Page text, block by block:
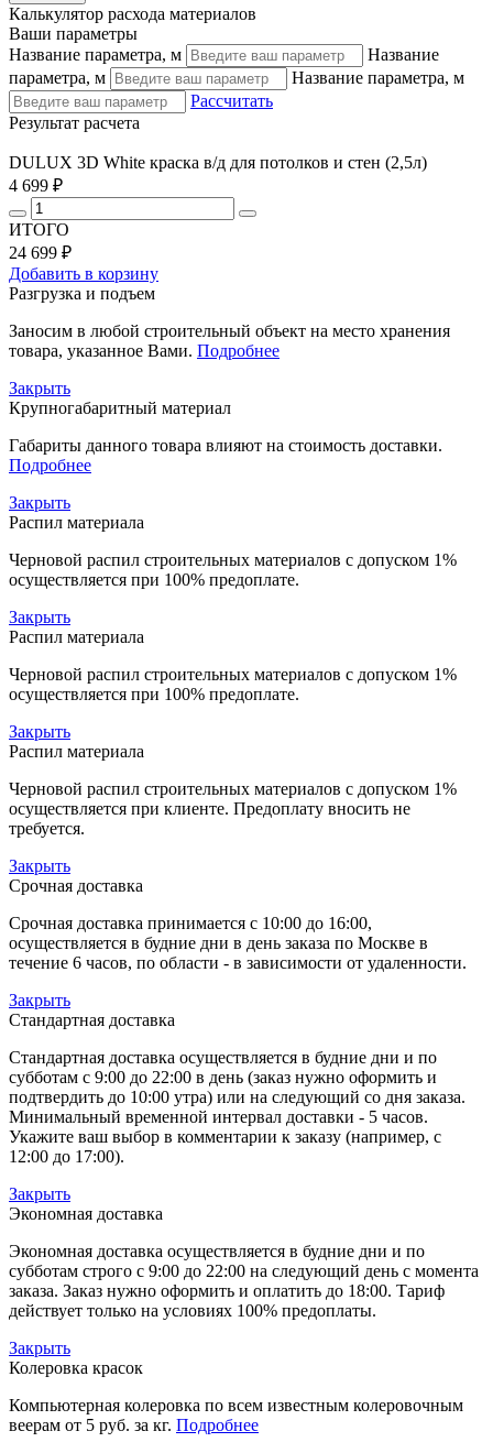
Калькулятор расхода материалов
Ваши параметры
Название параметра, м
Название
параметра, м
Название параметра, м
Рассчитать
Результат расчета
DULUX 3D White краска в/д для потолков и стен (2,5л)
4 699 ₽
ИТОГО
24 699 ₽
Добавить в корзину
Разгрузка и подъем
Заносим в любой строительный объект на место хранения
товара, указанное Вами. Подробнее
Закрыть
Крупногабаритный материал
Габариты данного товара влияют на стоимость доставки.
Подробнее
Закрыть
Распил материала
Черновой распил строительных материалов с допуском 1%
осуществляется при 100% предоплате.
Закрыть
Распил материала
Черновой распил строительных материалов с допуском 1%
осуществляется при 100% предоплате.
Закрыть
Распил материала
Черновой распил строительных материалов с допуском 1%
осуществляется при клиенте. Предоплату вносить не
требуется.
Закрыть
Срочная доставка
Срочная доставка принимается с 10:00 до 16:00,
осуществляется в будние дни в день заказа по Москве в
течение 6 часов, по области - в зависимости от удаленности.
Закрыть
Стандартная доставка
Стандартная доставка осуществляется в будние дни и по
субботам с 9:00 до 22:00 в день (заказ нужно оформить и
подтвердить до 10:00 утра) или на следующий со дня заказа.
Минимальный временной интервал доставки - 5 часов.
Укажите ваш выбор в комментарии к заказу (например, с
12:00 до 17:00).
Закрыть
Экономная доставка
Экономная доставка осуществляется в будние дни и по
субботам строго с 9:00 до 22:00 на следующий день с момента
заказа. Заказ нужно оформить и оплатить до 18:00. Тариф
действует только на условиях 100% предоплаты.
Закрыть
Колеровка красок
Компьютерная колеровка по всем известным колеровочным
веерам от 5 руб. за кг. Подробнее